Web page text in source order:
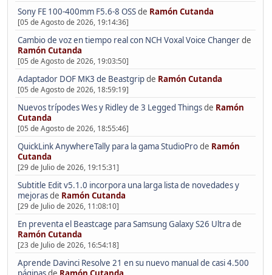
Sony FE 100-400mm F5.6-8 OSSde Ramón Cutanda
[05 de Agosto de 2026, 19:14:36]
Cambio de voz en tiempo real con NCH Voxal Voice Changerde
Ramón Cutanda
[05 de Agosto de 2026, 19:03:50]
Adaptador DOF MK3 de Beastgripde Ramón Cutanda
[05 de Agosto de 2026, 18:59:19]
Nuevos trípodes Wes y Ridley de 3 Legged Thingsde Ramón
Cutanda
[05 de Agosto de 2026, 18:55:46]
QuickLink AnywhereTally para la gama StudioProde Ramón
Cutanda
[29 de Julio de 2026, 19:15:31]
Subtitle Edit v5.1.0 incorpora una larga lista de novedades y
mejorasde Ramón Cutanda
[29 de Julio de 2026, 11:08:10]
En preventa el Beastcage para Samsung Galaxy S26 Ultrade
Ramón Cutanda
[23 de Julio de 2026, 16:54:18]
Aprende Davinci Resolve 21 en su nuevo manual de casi 4.500